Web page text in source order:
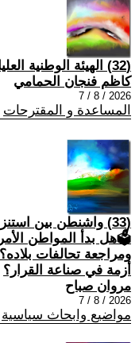
(32) الهيئة الوطنية العليا للإصلاح
كاظم فنجان الحمامي
2026 / 8 / 7
المساعدة و المقترحات
(33) واشنطن بين
🗳هل بدأ المواطن
ومراجعة تحالفات
أزمة في صناعة القرار؟
مروان صباح
2026 / 8 / 7
مواضيع وابحاث سياسية